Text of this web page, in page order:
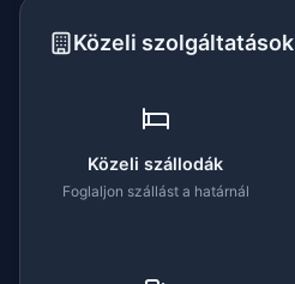
Közeli szolgáltatások
Közeli szállodák
Foglaljon szállást a határnál